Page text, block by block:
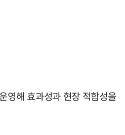
영해 효과성과 현장 적합성을